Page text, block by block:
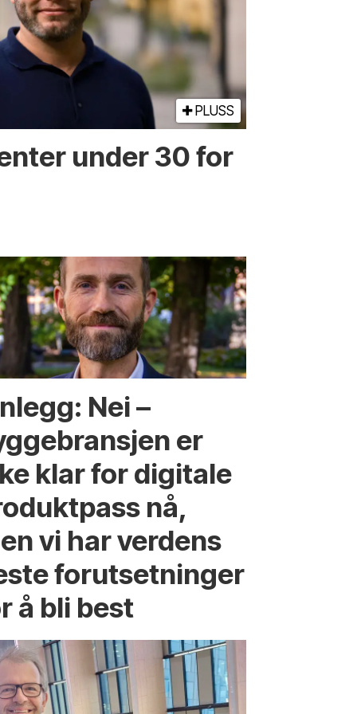
PLUSS
under 30 for
Nei –
er
klar for digitale
nå,
vi har verdens
forutsetninger
å bli best